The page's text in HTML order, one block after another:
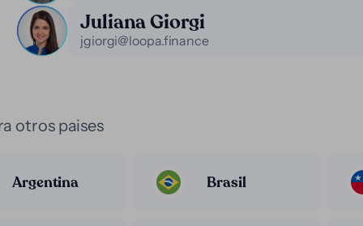
Juliana Giorgi
jgiorgi@loopa.finance
otros paises
Argentina Brasil